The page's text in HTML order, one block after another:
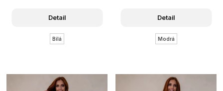
Detail
Bílá
Detail
Modrá